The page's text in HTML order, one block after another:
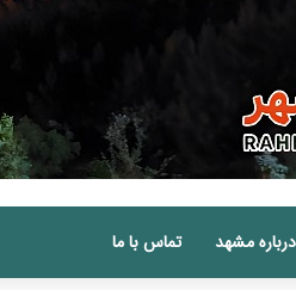
درباره مشهد تماس با ما